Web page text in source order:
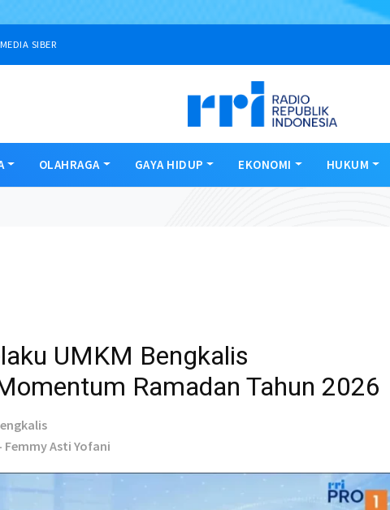
SIBER
OLAHRAGA GAYA HIDUP EKONOMI HUKUM
UMKM Bengkalis
Ramadan Tahun 2026
Femmy Asti Yofani